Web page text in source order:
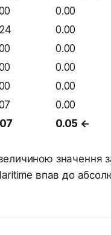
0.00
0.00
0.00
0.00
0.00
0.00
0.05 ←
значення
впав до